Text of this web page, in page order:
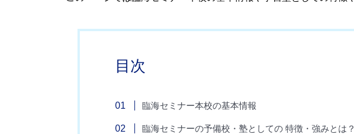
目次
臨海セミナー本校の基本情報
臨海セミナーの予備校・塾としての 特徴・強みとは？